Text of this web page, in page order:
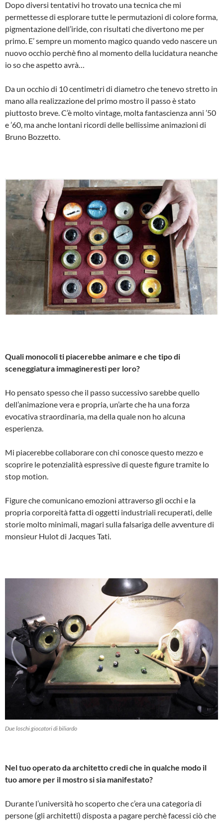
Dopo diversi tentativi ho trovato una tecnica che mi
permettesse di esplorare tutte le permutazioni di colore forma,
pigmentazione dell’iride, con risultati che divertono me per
primo. E’ sempre un momento magico quando vedo nascere un
nuovo occhio perchè fino al momento della lucidatura neanche
io so che aspetto avrà…
Da un occhio di 10 centimetri di diametro che tenevo stretto in
mano alla realizzazione del primo mostro il passo è stato
piuttosto breve. C’è molto vintage, molta fantascienza anni ’50
e ’60, ma anche lontani ricordi delle bellissime animazioni di
Bruno Bozzetto.
Quali monocoli ti piacerebbe animare e che tipo di
sceneggiatura immagineresti per loro?
Ho pensato spesso che il passo successivo sarebbe quello
dell’animazione vera e propria, un’arte che ha una forza
evocativa straordinaria, ma della quale non ho alcuna
esperienza.
Mi piacerebbe collaborare con chi conosce questo mezzo e
scoprire le potenzialità espressive di queste figure tramite lo
stop motion.
Figure che comunicano emozioni attraverso gli occhi e la
propria corporeità fatta di oggetti industriali recuperati, delle
storie molto minimali, magari sulla falsariga delle avventure di
monsieur Hulot di Jacques Tati.
Due loschi giocatori di biliardo
Nel tuo operato da architetto credi che in qualche modo il
tuo amore per il mostro si sia manifestato?
Durante l’università ho scoperto che c’era una categoria di
persone (gli architetti) disposta a pagare perchè facessi ciò che